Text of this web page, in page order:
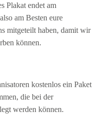
Plakat endet am
am Besten eure
mitgeteilt haben, damit wir
können.
kostenlos ein Paket
die bei der
werden können.